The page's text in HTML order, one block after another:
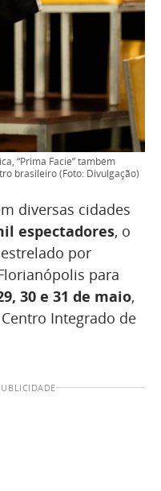
“Prima Facie” também
brasileiro (Foto: Divulgação)
diversas cidades
espectadores, o
por
para
30 e 31 de maio,
Integrado de